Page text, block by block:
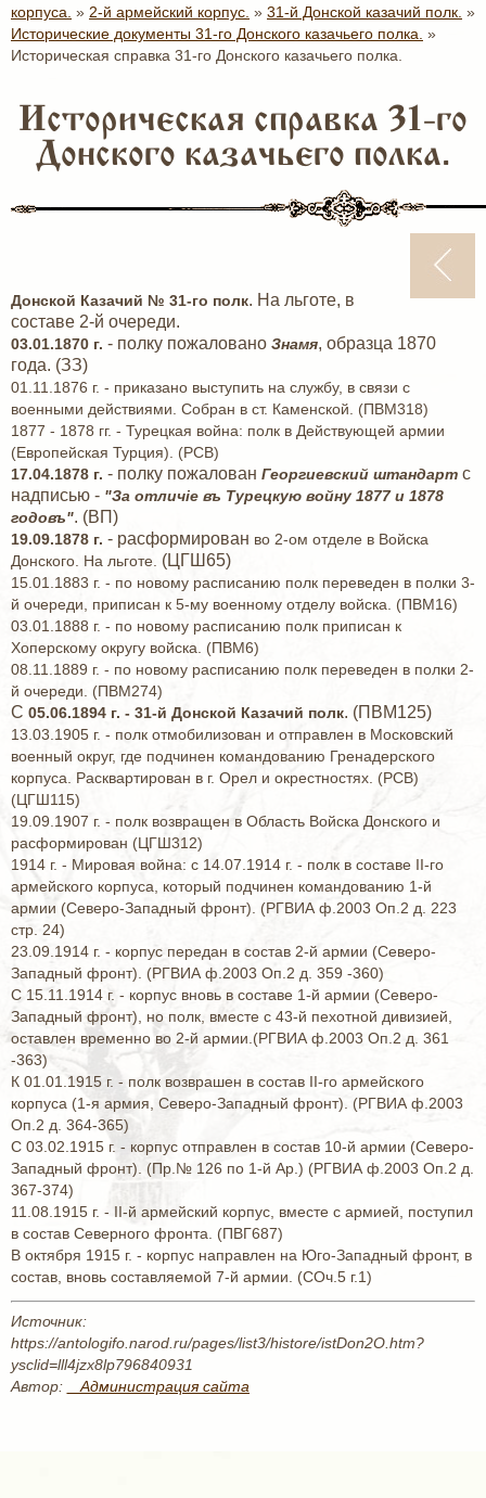
корпуса. » 2-й армейский корпус. » 31-й Донской казачий полк. »
Исторические документы 31-го Донского казачьего полка. »
Историческая справка 31-го Донского казачьего полка.
Историческая справка 31-го
Донского казачьего полка.
Донской Казачий № 31-го полк. На льготе, в
составе 2-й очереди.
03.01.1870 г. - полку пожаловано Знамя, образца 1870
года. (ЗЗ)
01.11.1876 г. - приказано выступить на службу, в связи с
военными действиями. Собран в ст. Каменской. (ПВМ318)
1877 - 1878 гг. - Турецкая война: полк в Действующей армии
(Европейская Турция). (РСВ)
17.04.1878 г. - полку пожалован Георгиевский штандарт с
надписью - "За отличiе въ Турецкую войну 1877 и 1878
годовъ". (ВП)
19.09.1878 г. - расформирован во 2-ом отделе в Войска
Донского. На льготе. (ЦГШ65)
15.01.1883 г. - по новому расписанию полк переведен в полки 3-
й очереди, приписан к 5-му военному отделу войска. (ПВМ16)
03.01.1888 г. - по новому расписанию полк приписан к
Хоперскому округу войска. (ПВМ6)
08.11.1889 г. - по новому расписанию полк переведен в полки 2-
й очереди. (ПВМ274)
С 05.06.1894 г. - 31-й Донской Казачий полк. (ПВМ125)
13.03.1905 г. - полк отмобилизован и отправлен в Московский
военный округ, где подчинен командованию Гренадерского
корпуса. Расквартирован в г. Орел и окрестностях. (РСВ)
(ЦГШ115)
19.09.1907 г. - полк возвращен в Область Войска Донского и
расформирован (ЦГШ312)
1914 г. - Мировая война: с 14.07.1914 г. - полк в составе II-го
армейского корпуса, который подчинен командованию 1-й
армии (Северо-Западный фронт). (РГВИА ф.2003 Оп.2 д. 223
стр. 24)
23.09.1914 г. - корпус передан в состав 2-й армии (Северо-
Западный фронт). (РГВИА ф.2003 Оп.2 д. 359 -360)
С 15.11.1914 г. - корпус вновь в составе 1-й армии (Северо-
Западный фронт), но полк, вместе с 43-й пехотной дивизией,
оставлен временно во 2-й армии.(РГВИА ф.2003 Оп.2 д. 361
-363)
К 01.01.1915 г. - полк возврашен в состав II-го армейского
корпуса (1-я армия, Северо-Западный фронт). (РГВИА ф.2003
Оп.2 д. 364-365)
С 03.02.1915 г. - корпус отправлен в состав 10-й армии (Северо-
Западный фронт). (Пр.№ 126 по 1-й Ар.) (РГВИА ф.2003 Оп.2 д.
367-374)
11.08.1915 г. - II-й армейский корпус, вместе с армией, поступил
в состав Северного фронта. (ПВГ687)
В октября 1915 г. - корпус направлен на Юго-Западный фронт, в
состав, вновь составляемой 7-й армии. (СОч.5 г.1)
Источник:
https://antologifo.narod.ru/pages/list3/histore/istDon2O.htm?
ysclid=lll4jzx8lp796840931
Автор:
_ Администрация сайта